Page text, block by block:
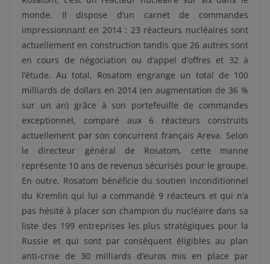
monde. Il dispose d’un carnet de commandes
impressionnant en 2014 : 23 réacteurs nucléaires sont
actuellement en construction tandis que 26 autres sont
en cours de négociation ou d’appel d’offres et 32 à
l’étude. Au total, Rosatom engrange un total de 100
milliards de dollars en 2014 (en augmentation de 36 %
sur un an) grâce à son portefeuille de commandes
exceptionnel, comparé aux 6 réacteurs construits
actuellement par son concurrent français Areva. Selon
le directeur général de Rosatom, cette manne
représente 10 ans de revenus sécurisés pour le groupe.
En outre, Rosatom bénéficie du soutien inconditionnel
du Kremlin qui lui a commandé 9 réacteurs et qui n’a
pas hésité à placer son champion du nucléaire dans sa
liste des 199 entreprises les plus stratégiques pour la
Russie et qui sont par conséquent éligibles au plan
anti-crise de 30 milliards d’euros mis en place par